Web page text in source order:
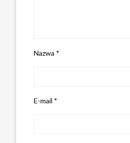
Nazwa *
E-mail *